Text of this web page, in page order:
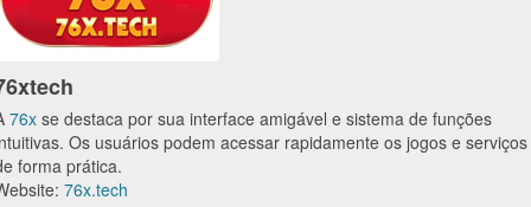
76x se destaca por sua interface amigável e sistema de funções
Os usuários podem acessar rapidamente os jogos e serviços
forma prática.
76x.tech